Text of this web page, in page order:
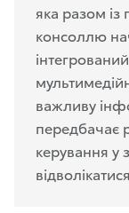
яка разом
консоллю
важливу
передбачає
керування у